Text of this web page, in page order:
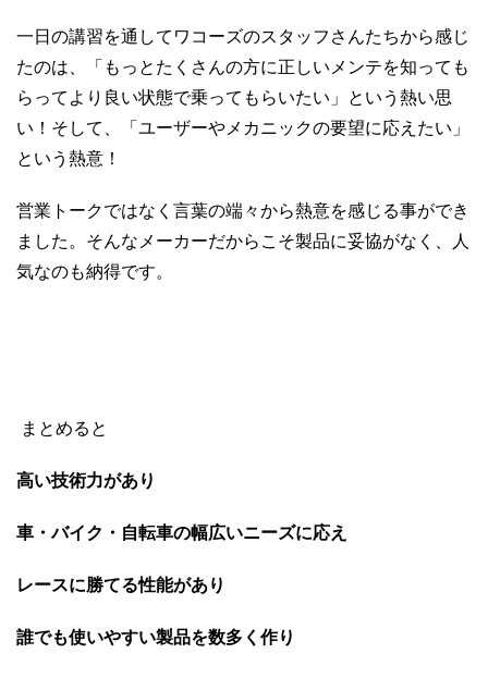
一日の講習を通してワコーズのスタッフさんたちから感じ
たのは、「もっとたくさんの方に正しいメンテを知っても
らってより良い状態で乗ってもらいたい」という熱い思
い！そして、「ユーザーやメカニックの要望に応えたい」
という熱意！
営業トークではなく言葉の端々から熱意を感じる事ができ
ました。そんなメーカーだからこそ製品に妥協がなく、人
気なのも納得です。
まとめると
高い技術力があり
車・バイク・自転車の幅広いニーズに応え
レースに勝てる性能があり
誰でも使いやすい製品を数多く作り